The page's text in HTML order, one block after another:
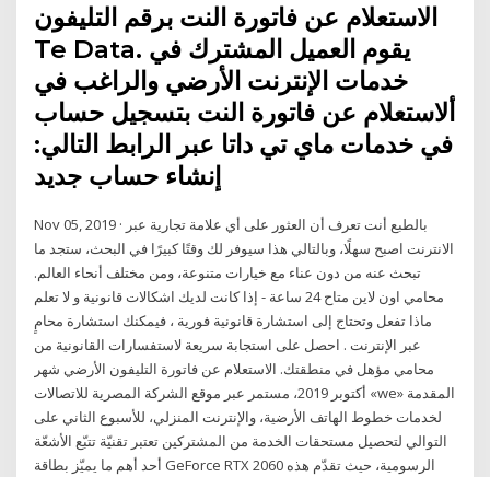
الاستعلام عن فاتورة النت برقم التليفون
Te Data. يقوم العميل المشترك في
خدمات الإنترنت الأرضي والراغب في
ألاستعلام عن فاتورة النت بتسجيل حساب
في خدمات ماي تي داتا عبر الرابط التالي:
إنشاء حساب جديد
Nov 05, 2019 · بالطبع أنت تعرف أن العثور على أي علامة تجارية عبر
الانترنت اصبح سهلًا، وبالتالي هذا سيوفر لك وقتًا كبيرًا في البحث، ستجد ما
تبحث عنه من دون عناء مع خيارات متنوعة، ومن مختلف أنحاء العالم.
محامي اون لاين متاح 24 ساعة - إذا كانت لديك اشكالات قانونية و لا تعلم
ماذا تفعل وتحتاج إلى استشارة قانونية فورية ، فيمكنك استشارة محامٍ
عبر الإنترنت . احصل على استجابة سريعة لاستفسارات القانونية من
محامي مؤهل في منطقتك. الاستعلام عن فاتورة التليفون الأرضي شهر
أكتوبر 2019، مستمر عبر موقع الشركة المصرية للاتصالات «we» المقدمة
لخدمات خطوط الهاتف الأرضية، والإنترنت المنزلي، للأسبوع الثاني على
التوالي لتحصيل مستحقات الخدمة من المشتركين تعتبر تقنيّة تتبّع الأشعّة
أحد أهم ما يميّز بطاقة GeForce RTX 2060 الرسومية، حيث تقدّم هذه